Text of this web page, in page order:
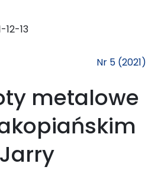
12-13
Nr 5 (2021)
metalowe